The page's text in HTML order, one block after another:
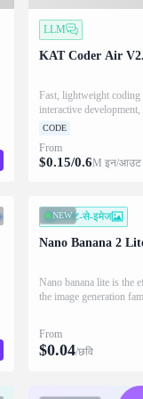
LLM
KAT Coder Air
Fast, lightweight
interactive
efficient coding agents.
CODE
From
$0.15/0.6M इन/आउट
NEW
टेक्स्ट-से-इमेज
Nano Banana 2
Nano banana lite is the
the image generation
ratios.
From
$0.04/छवि